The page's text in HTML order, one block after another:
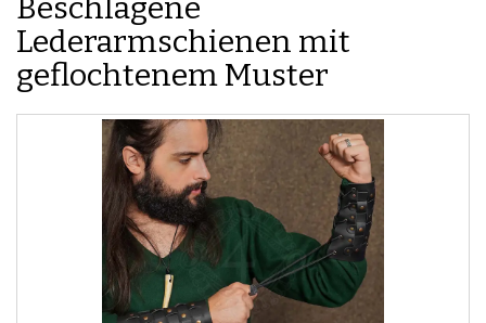
Beschlagene
Lederarmschienen mit
geflochtenem Muster